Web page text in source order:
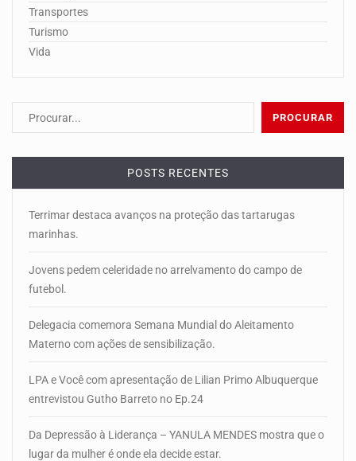
Transportes
Turismo
Vida
POSTS RECENTES
Terrimar destaca avanços na proteção das tartarugas
marinhas.
Jovens pedem celeridade no arrelvamento do campo de
futebol.
Delegacia comemora Semana Mundial do Aleitamento
Materno com ações de sensibilização.
LPA e Você com apresentação de Lilian Primo Albuquerque
entrevistou Gutho Barreto no Ep.24
Da Depressão à Liderança – YANULA MENDES mostra que o
lugar da mulher é onde ela decide estar.